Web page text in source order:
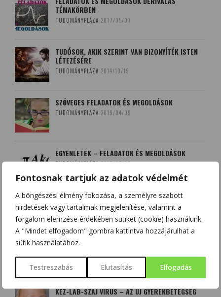
Fontosnak tartjuk az adatok védelmét
A böngészési élmény fokozása, a személyre szabott
hirdetések vagy tartalmak megjelenítése, valamint a
forgalom elemzése érdekében sütiket (cookie) használunk.
A "Mindet elfogadom" gombra kattintva hozzájárulhat a
sütik használatához.
Testreszabás Elutasítás Elfogadás
TÉMAKÖRBEN
TUDOMÁNYPLÁZA 2017/05/07
TUDÓSOK, AKIK SZERINT VAN BIZONYÍTÉK ISTEN
LÉTEZÉSÉRE
TUDOMÁNYPLÁZA 2014/10/19
SZÖVEGES FELADATOK ÉS MEGOLDÁSOK
TUDOMÁNYPLÁZA 2019/04/09
EGYENLETEK – FELADATOK ÉS MEGOLDÁSOK
TUDOMÁNYPLÁZA 2017/05/05
LEGOLVASOTTABB
CIKKEINK
KÉZ-LÁB-SZÁJ VÍRUS – AZ ÚJ GYEREKBETEGSÉG